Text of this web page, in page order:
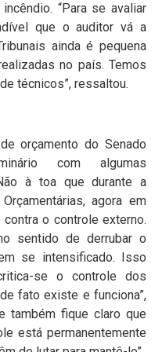
“Para se avaliar
que o auditor vá a
ainda é pequena
no país. Temos
técnicos”, ressaltou.
orçamento do Senado
com algumas
à toa que durante a
agora em
o controle externo.
sentido de derrubar o
se intensificado. Isso
se o controle dos
fato existe e funciona”,
também fique claro que
está permanentemente